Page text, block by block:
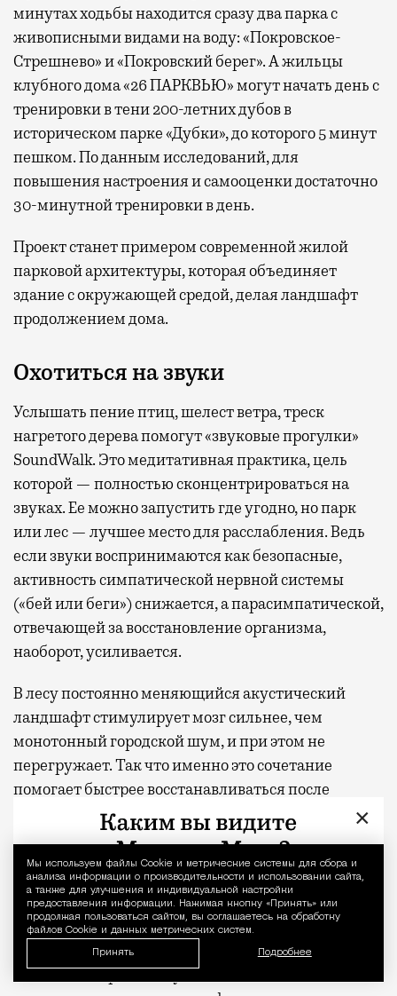
Уведомление
Мы используем файлы Сookie и метрические системы для сбора и
анализа информации о производительности и использовании сайта,
а также для улучшения и индивидуальной настройки
предоставления информации. Нажимая кнопку «Принять» или
продолжая пользоваться сайтом, вы соглашаетесь на обработку
файлов Cookie и данных метрических систем.
Принять Подробнее
минутах ходьбы находится сразу два парка с
живописными видами на воду: «Покровское-
Стрешнево» и «Покровский берег». А жильцы
клубного дома «26 ПАРКВЬЮ» могут начать день с
тренировки в тени 200-летних дубов в
историческом парке «Дубки», до которого 5 минут
пешком. По данным исследований, для
повышения настроения и самооценки достаточно
30-минутной тренировки в день.
Проект станет примером современной жилой
парковой архитектуры, которая объединяет
здание с окружающей средой, делая ландшафт
продолжением дома.
Охотиться на звуки
Услышать пение птиц, шелест ветра, треск
нагретого дерева помогут «звуковые прогулки»
SoundWalk. Это медитативная практика, цель
которой — полностью сконцентрироваться на
звуках. Ее можно запустить где угодно, но парк
или лес — лучшее место для расслабления. Ведь
если звуки воспринимаются как безопасные,
активность симпатической нервной системы
(«бей или беги») снижается, а парасимпатической,
отвечающей за восстановление организма,
наоборот, усиливается.
В лесу постоянно меняющийся акустический
ландшафт стимулирует мозг сильнее, чем
монотонный городской шум, и при этом не
перегружает. Так что именно это сочетание
помогает быстрее восстанавливаться после
умственного напряжения.
Для тренировки активного слушания по очереди
выбирайте один звук — птиц, воду, листву — и
удерживайте внимание на нем несколько минут.
Пробовать можно в «Покровском-Стрешнево»,
Тимирязевском лесу, Главном ботаническом саду
или «Долине реки Сетуни»: чем больше воды,
×